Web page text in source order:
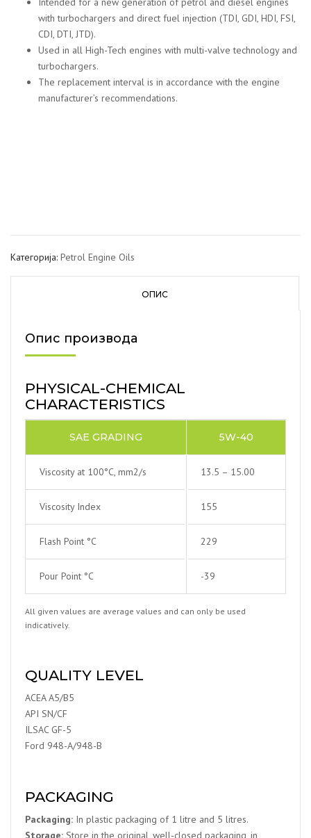
with turbochargers and direct fuel injection (TDI, GDI, HDI, FSI,
CDI, DTI, JTD).
Used in all High-Tech engines with multi-valve technology and
turbochargers.
The replacement interval is in accordance with the engine
manufacturer’s recommendations.
Категорија: Petrol Engine Oils
ОПИС
Опис производа
PHYSICAL-CHEMICAL
CHARACTERISTICS
SAE GRADING 5W-40
Viscosity at 100°C, mm2/s 13.5 – 15.00
Viscosity Index 155
Flash Point °C 229
Pour Point °C -39
All given values are average values and can only be used
indicatively.
QUALITY LEVEL
ACEA A5/B5
API SN/CF
ILSAC GF-5
Ford 948-A/948-B
PACKAGING
Packaging: In plastic packaging of 1 litre and 5 litres.
Storage: Store in the original, well-closed packaging, in